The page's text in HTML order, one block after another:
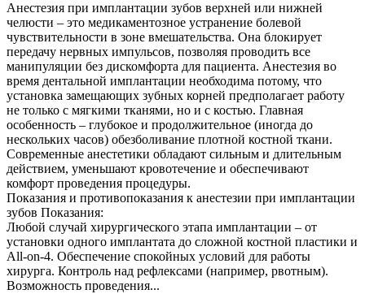
Анестезия при имплантации зубов верхней или нижней
челюсти – это медикаментозное устранение болевой
чувствительности в зоне вмешательства. Она блокирует
передачу нервных импульсов, позволяя проводить все
манипуляции без дискомфорта для пациента. Анестезия во
время дентальной имплантации необходима потому, что
установка замещающих зубных корней предполагает работу
не только с мягкими тканями, но и с костью. Главная
особенность – глубокое и продолжительное (иногда до
нескольких часов) обезболивание плотной костной ткани.
Современные анестетики обладают сильным и длительным
действием, уменьшают кровотечение и обеспечивают
комфорт проведения процедуры.
Показания и противопоказания к анестезии при имплантации
зубов Показания:
Любой случай хирургического этапа имплантации – от
установки одного имплантата до сложной костной пластики и
All-on-4. Обеспечение спокойных условий для работы
хирурга. Контроль над рефлексами (например, рвотным).
Возможность проведения...